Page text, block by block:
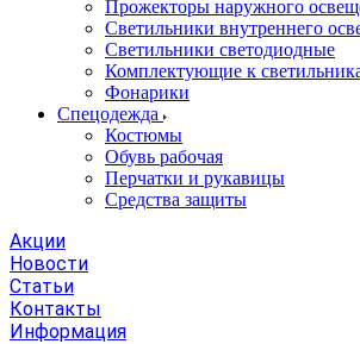
Прожекторы наружного
Светильники внутреннего
Светильники светодиодные
Комплектующие к
Фонарики
Спецодежда
Костюмы
Обувь рабочая
Перчатки и рукавицы
Средства защиты
Акции
Новости
Статьи
Контакты
Информация